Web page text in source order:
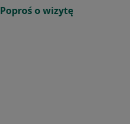
Poproś o wizytę